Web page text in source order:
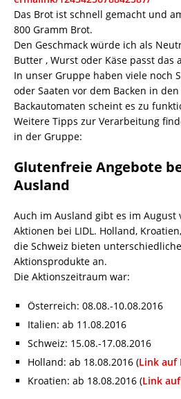
Das Brot ist schnell gemacht und
800 Gramm Brot.
Den Geschmack würde ich als
Butter , Wurst oder Käse passt das
In unser Gruppe haben viele noch
oder Saaten vor dem Backen in
Backautomaten scheint es zu
Weitere Tipps zur Verarbeitung
in der Gruppe:
Glutenfreie Angebote
Ausland
Auch im Ausland gibt es im
Aktionen bei LIDL. Holland,
die Schweiz bieten
Aktionsprodukte an.
Die Aktionszeitraum war:
Österreich: 08.08.-10.08.2016
Italien: ab 11.08.2016
Schweiz: 15.08.-17.08.2016
Holland: ab 18.08.2016 (Link auf
Kroatien: ab 18.08.2016 (Link